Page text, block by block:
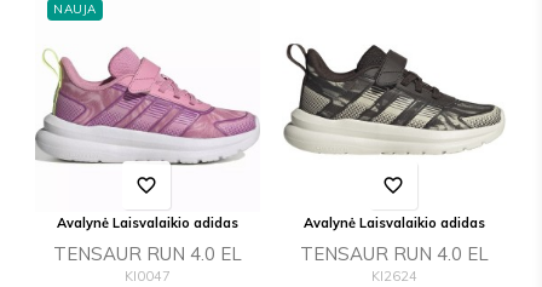
NAUJA
favorite_border
Avalynė Laisvalaikio adidas
TENSAUR RUN 4.0 EL
KI0047
favorite_border
Avalynė Laisvalaikio adidas
TENSAUR RUN 4.0 EL
KI2624